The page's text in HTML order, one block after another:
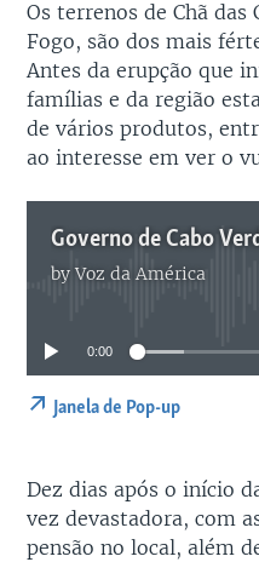
Os terrenos de Chã
Fogo, são dos mais
Antes da erupção que
famílias e da região
de vários produtos,
ao interesse em ver o
Governo de Cabo
byVoz da América
0:00
Janela de Pop-up
Dez dias após o início
vez devastadora, com
pensão no local, além